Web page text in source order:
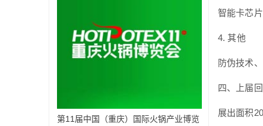
智能卡芯
4. 其他
防伪技术
四、上届
展出面积
第11届中国（重庆）国际火锅产业博览